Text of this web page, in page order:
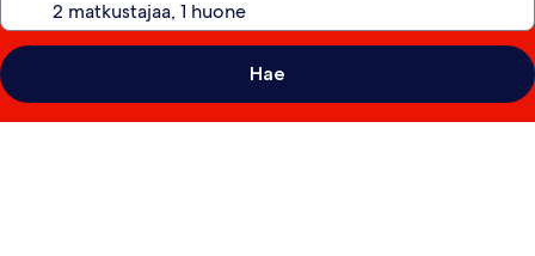
Hae